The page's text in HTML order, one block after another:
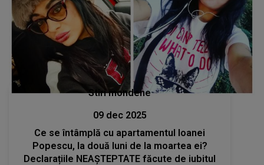
Stiri mondene
09 dec 2025
Ce se întâmplă cu apartamentul Ioanei
Popescu, la două luni de la moartea ei?
Declarațiile NEAȘTEPTATE făcute de iubitul